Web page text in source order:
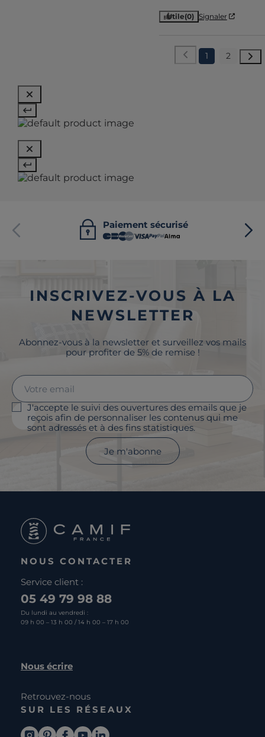
Utile(0) Signaler
1 2
Paiement sécurisé
INSCRIVEZ-VOUS À LA
NEWSLETTER
Abonnez-vous à la newsletter et surveillez vos mails
pour profiter de 5% de remise !
J'accepte le suivi des ouvertures des emails que je
reçois afin de personnaliser les contenus qui me
sont adressés et à des fins statistiques.
Je m'abonne
NOUS CONTACTER
Service client :
05 49 79 98 88
Du lundi au vendredi :
09 h 00 – 13 h 00 / 14 h 00 – 17 h 00
Nous écrire
Retrouvez-nous
SUR LES RÉSEAUX